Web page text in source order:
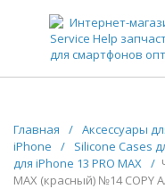
Главная / Аксессуары
iPhone
/ Silicone Cases
для iPhone 13 PRO MAX /
MAX (красный) №14 COPY